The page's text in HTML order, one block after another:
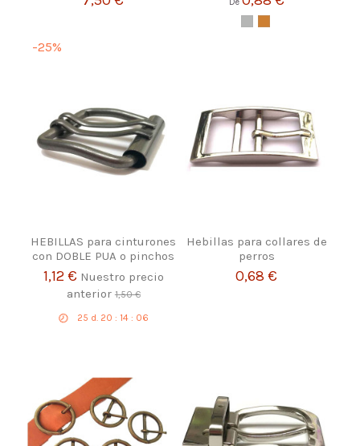
-25%
HEBILLAS para cinturones
con DOBLE PUA o pinchos
1,12 € Nuestro precio
anterior 1,50 €
25 d. 20 : 14 : 05
Hebillas para collares de
perros
0,68 €